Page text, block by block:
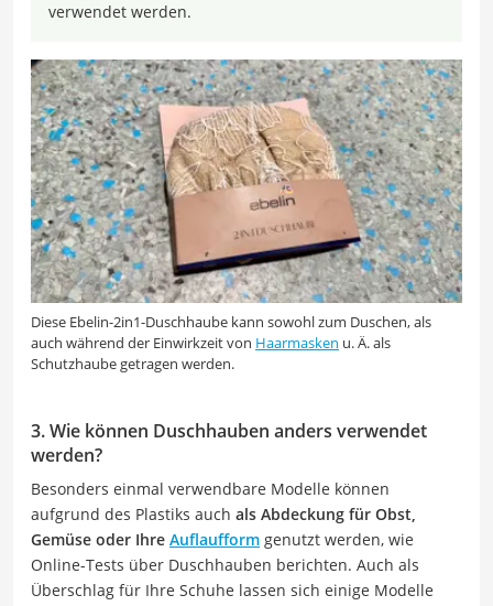
verwendet werden.
Diese Ebelin-2in1-Duschhaube kann sowohl zum Duschen, als
auch während der Einwirkzeit von Haarmasken u. Ä. als
Schutzhaube getragen werden.
3. Wie können Duschhauben anders verwendet
werden?
Besonders einmal verwendbare Modelle können
aufgrund des Plastiks auch als Abdeckung für Obst,
Gemüse oder Ihre Auflaufform genutzt werden, wie
Online-Tests über Duschhauben berichten. Auch als
Überschlag für Ihre Schuhe lassen sich einige Modelle